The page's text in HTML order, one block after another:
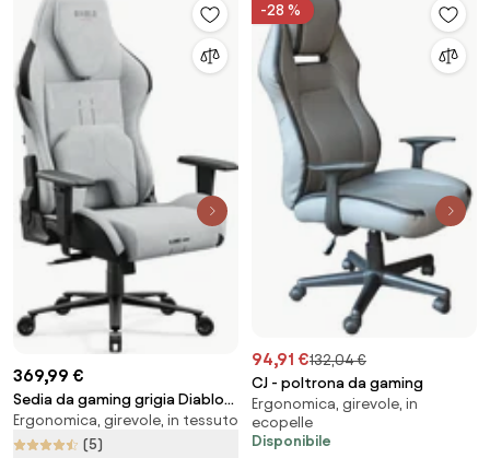
369,99 €
Sedia da gaming grigia Diablo
X.One Prime, Normal Size,
Nightwolf Moon
Ergonomica, girevole, in tessuto
(5)
-28 %
94,91 €132,04 €
CJ - poltrona da gaming
Ergonomica, girevole, in
ecopelle
Disponibile